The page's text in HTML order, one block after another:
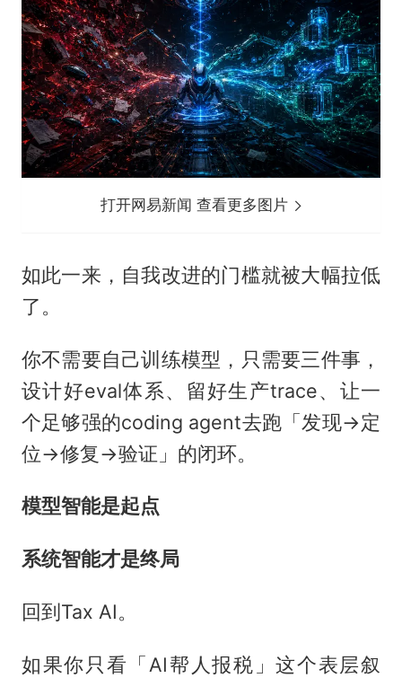
打开网易新闻 查看更多图片
如此一来，自我改进的门槛就被大幅拉低
了。
你不需要自己训练模型，只需要三件事，
设计好eval体系、留好生产trace、让一
个足够强的coding agent去跑「发现→定
位→修复→验证」的闭环。
模型智能是起点
系统智能才是终局
回到Tax AI。
如果你只看「AI帮人报税」这个表层叙